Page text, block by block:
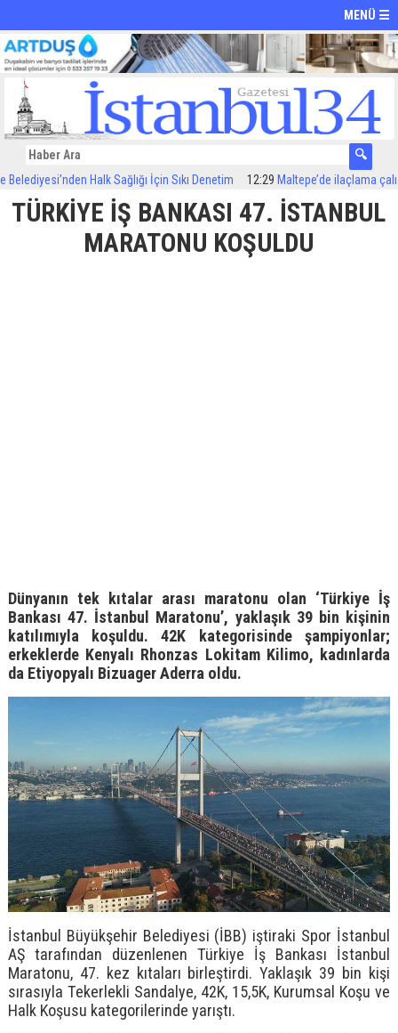
MENÜ ☰
Halk Sağlığı İçin Sıkı Denetim 12:29Maltepe’de ilaçlama çalışmaları
TÜRKİYE İŞ BANKASI 47. İSTANBUL
MARATONU KOŞULDU
Dünyanın tek kıtalar arası maratonu olan ‘Türkiye İş
Bankası 47. İstanbul Maratonu’, yaklaşık 39 bin kişinin
katılımıyla koşuldu. 42K kategorisinde şampiyonlar;
erkeklerde Kenyalı Rhonzas Lokitam Kilimo, kadınlarda
da Etiyopyalı Bizuager Aderra oldu.
İstanbul Büyükşehir Belediyesi (İBB) iştiraki Spor İstanbul
AŞ tarafından düzenlenen Türkiye İş Bankası İstanbul
Maratonu, 47. kez kıtaları birleştirdi. Yaklaşık 39 bin kişi
sırasıyla Tekerlekli Sandalye, 42K, 15,5K, Kurumsal Koşu ve
Halk Koşusu kategorilerinde yarıştı.